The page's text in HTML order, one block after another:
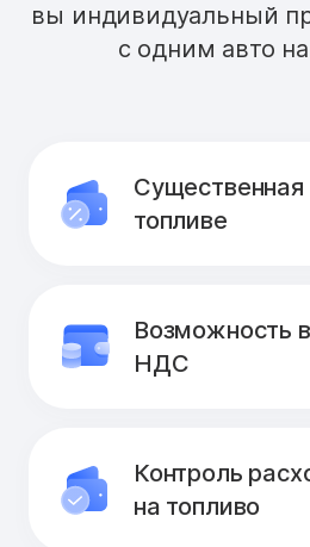
вы индивидуальный
с одним авто
Существенная
топливе
Возможность
НДС
Контроль
на топливо